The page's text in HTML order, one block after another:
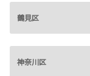
鶴見区
神奈川区